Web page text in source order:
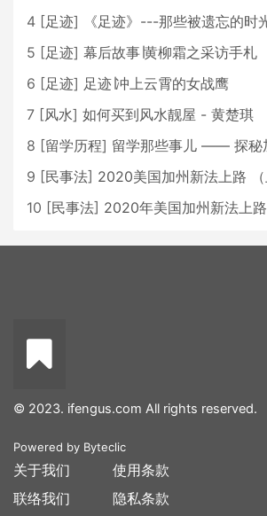
4 [足迹]
《足迹》---那些被遗忘的时
5 [足迹] 幕后故事∣黄柳霜之采访手札
6 [足迹] 足迹∣冲上云霄的女战鹰
7 [风水] 如何买到风水靓屋 - 黄楚琪
8 [留学历程] 留学那些事儿 —— 探秘加州理工学院
9 [民事法] 2020美国加州新法上路 （
10 [民事法] 2020年美国加州新法上路
© 2023. ifengus.com All rights reserved.
Powered by Byteclic
关于我们
联络我们
使用条款
隐私条款